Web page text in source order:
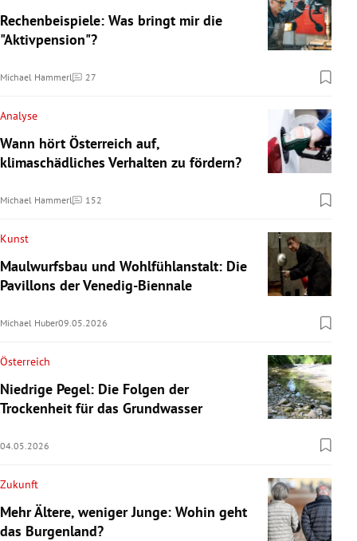
Rechenbeispiele: Was bringt mir die
"Aktivpension"?
Michael Hammerl 27
Kommentare
Analyse
Wann hört Österreich auf,
klimaschädliches Verhalten zu fördern?
Michael Hammerl 152
Kommentare
Kunst
Maulwurfsbau und Wohlfühlanstalt: Die
Pavillons der Venedig-Biennale
Michael Huber09.05.2026
Österreich
Niedrige Pegel: Die Folgen der
Trockenheit für das Grundwasser
04.05.2026
Zukunft
Mehr Ältere, weniger Junge: Wohin geht
das Burgenland?